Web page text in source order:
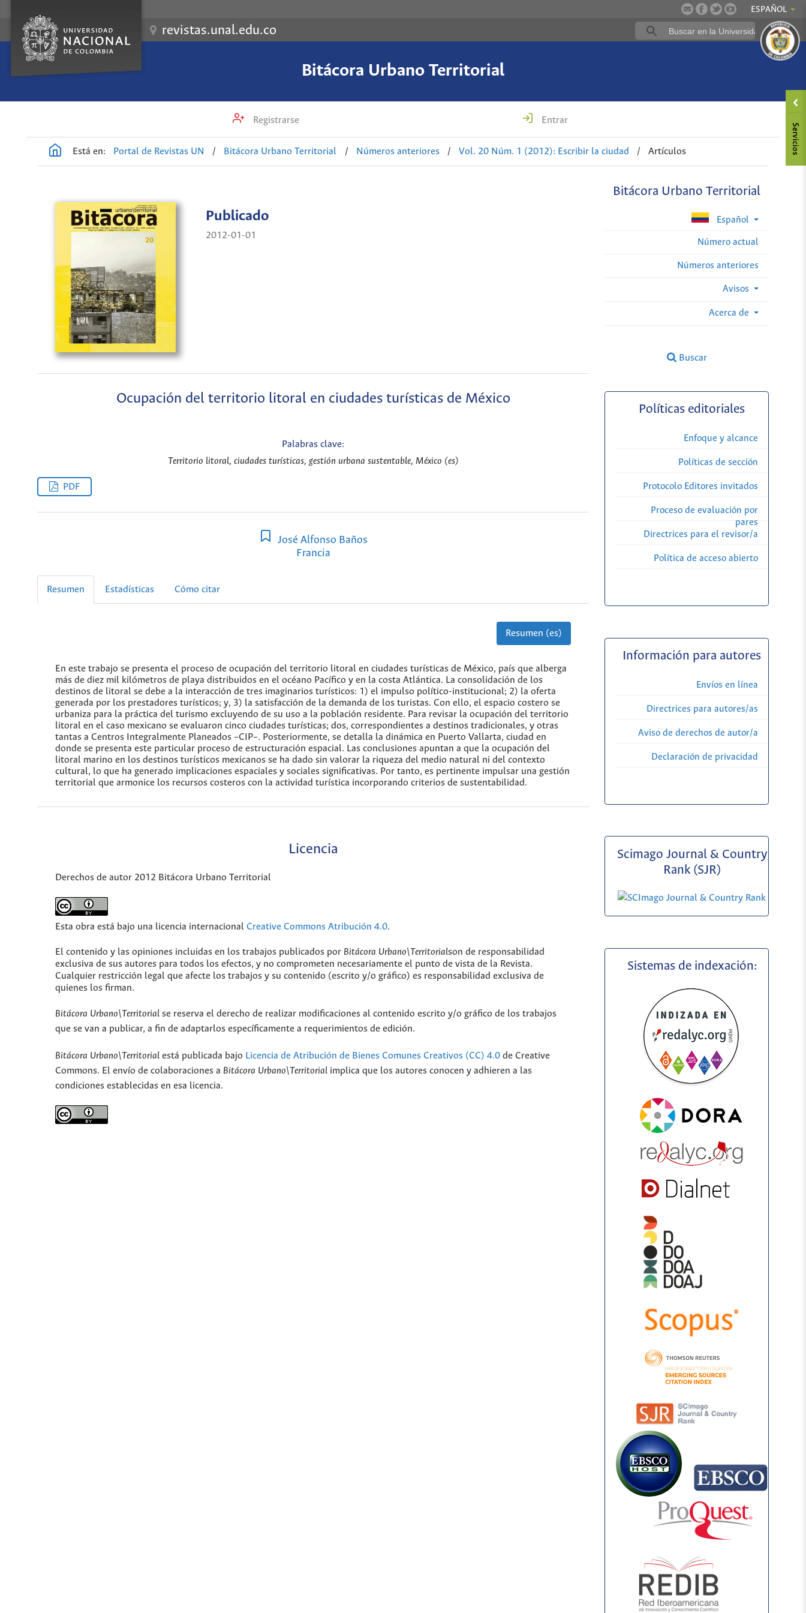
ESPAÑOL
revistas.unal.edu.co
Bitácora Urbano Territorial
Registrarse Entrar
Está en: Portal de Revistas UN / Bitácora Urbano Territorial / Números anteriores / Vol. 20 Núm. 1 (2012): Escribir la ciudad / Artículos
Bitácora Urbano Territorial
Español
Número actual
Números anteriores
Avisos
Acerca de
Buscar
Publicado
2012-01-01
Ocupación del territorio litoral en ciudades turísticas de México
Palabras clave:
Territorio litoral, ciudades turísticas, gestión urbana sustentable, México (es)
PDF
José Alfonso Baños
Francia
Resumen Estadísticas Cómo citar
Resumen (es)
En este trabajo se presenta el proceso de ocupación del territorio litoral en ciudades turísticas de México, país que alberga
más de diez mil kilómetros de playa distribuidos en el océano Pacífico y en la costa Atlántica. La consolidación de los
destinos de litoral se debe a la interacción de tres imaginarios turísticos: 1) el impulso político-institucional; 2) la oferta
generada por los prestadores turísticos; y, 3) la satisfacción de la demanda de los turistas. Con ello, el espacio costero se
urbaniza para la práctica del turismo excluyendo de su uso a la población residente. Para revisar la ocupación del territorio
litoral en el caso mexicano se evaluaron cinco ciudades turísticas; dos, correspondientes a destinos tradicionales, y otras
tantas a Centros Integralmente Planeados –CIP–. Posteriormente, se detalla la dinámica en Puerto Vallarta, ciudad en
donde se presenta este particular proceso de estructuración espacial. Las conclusiones apuntan a que la ocupación del
litoral marino en los destinos turísticos mexicanos se ha dado sin valorar la riqueza del medio natural ni del contexto
cultural, lo que ha generado implicaciones espaciales y sociales significativas. Por tanto, es pertinente impulsar una gestión
territorial que armonice los recursos costeros con la actividad turística incorporando criterios de sustentabilidad.
Licencia
Derechos de autor 2012 Bitácora Urbano Territorial
Esta obra está bajo una licencia internacional Creative Commons Atribución 4.0.
El contenido y las opiniones incluidas en los trabajos publicados por Bitácora Urbano\Territorialson de responsabilidad
exclusiva de sus autores para todos los efectos, y no comprometen necesariamente el punto de vista de la Revista.
Cualquier restricción legal que afecte los trabajos y su contenido (escrito y/o gráfico) es responsabilidad exclusiva de
quienes los firman.
Bitácora Urbano\Territorial se reserva el derecho de realizar modificaciones al contenido escrito y/o gráfico de los trabajos
que se van a publicar, a fin de adaptarlos específicamente a requerimientos de edición.
Bitácora Urbano\Territorial está publicada bajo Licencia de Atribución de Bienes Comunes Creativos (CC) 4.0 de Creative
Commons. El envío de colaboraciones a Bitácora Urbano\Territorial implica que los autores conocen y adhieren a las
condiciones establecidas en esa licencia.
Políticas editoriales
Enfoque y alcance
Políticas de sección
Protocolo Editores invitados
Proceso de evaluación por
pares
Directrices para el revisor/a
Política de acceso abierto
Información para autores
Envíos en línea
Directrices para autores/as
Aviso de derechos de autor/a
Declaración de privacidad
Scimago Journal & Country
Rank (SJR)
Sistemas de indexación: